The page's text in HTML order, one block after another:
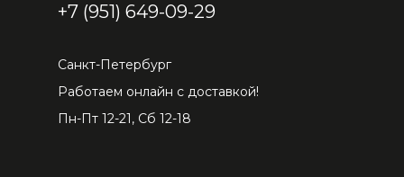
+7 (951) 649-09-29
Санкт-Петербург
Работаем онлайн с доставкой!
Пн-Пт 12-21, Сб 12-18